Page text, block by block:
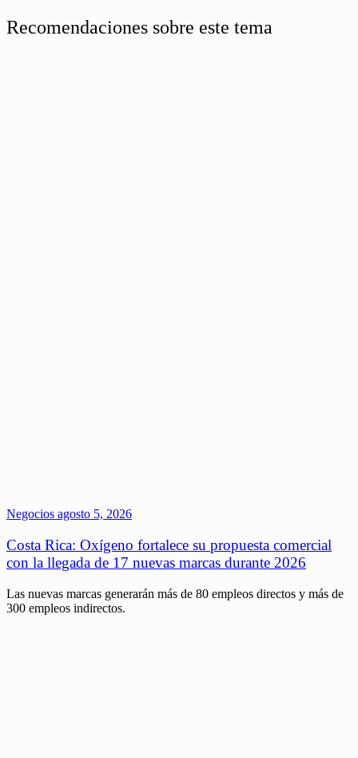
Recomendaciones sobre este tema
Negocios agosto 5, 2026
Costa Rica: Oxígeno fortalece su propuesta comercial
con la llegada de 17 nuevas marcas durante 2026
Las nuevas marcas generarán más de 80 empleos directos y más de
300 empleos indirectos.